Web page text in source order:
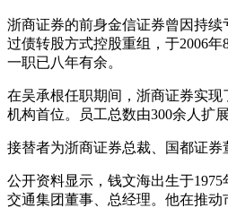
浙商证券的前身金信证券曾因持
过债转股方式控股重组，于2006
一职已八年有余。
在吴承根任职期间，浙商证券实现
机构首位。员工总数由300余人扩
接替者为浙商证券总裁、国都证券
公开资料显示，钱文海出生于
交通集团董事、总经理。他在推动